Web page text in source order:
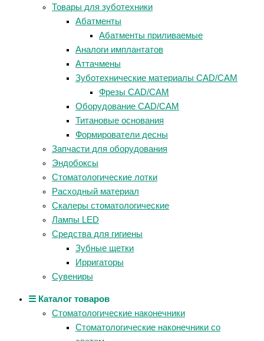
Товары для зуботехники
Абатменты
Абатменты приливаемые
Аналоги имплантатов
Аттачмены
Зуботехнические материалы CAD/CAM
Фрезы CAD/CAM
Оборудование CAD/CAM
Титановые основания
Формирователи десны
Запчасти для оборудования
Эндобоксы
Стоматологические лотки
Расходный материал
Скалеры стоматологические
Лампы LED
Средства для гигиены
Зубные щетки
Ирригаторы
Сувениры
☰ Каталог товаров
Стоматологические наконечники
Стоматологические наконечники со